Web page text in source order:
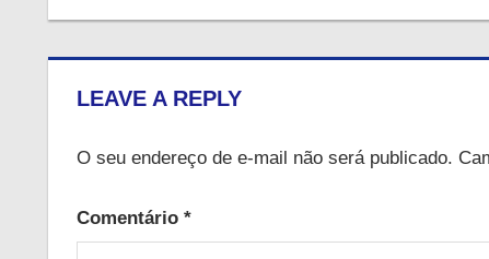
LEAVE A REPLY
O seu endereço de e-mail não será publicado.
Comentário *